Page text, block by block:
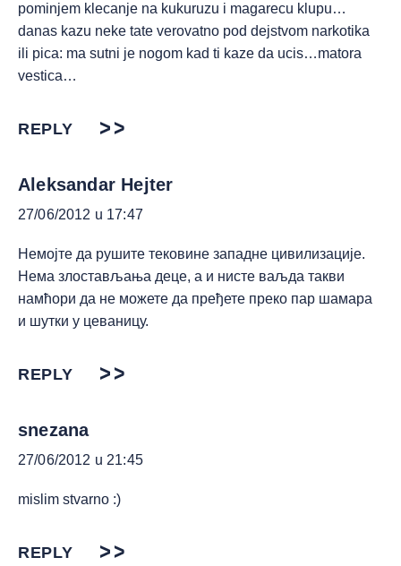
pominjem klecanje na kukuruzu i magarecu klupu…
danas kazu neke tate verovatno pod dejstvom narkotika
ili pica: ma sutni je nogom kad ti kaze da ucis…matora
vestica…
REPLY
Aleksandar Hejter
27/06/2012 u 17:47
Немојте да рушите тековине западне цивилизације.
Нема злостављања деце, а и нисте ваљда такви
намћори да не можете да пређете преко пар шамара
и шутки у цеваницу.
REPLY
snezana
27/06/2012 u 21:45
mislim stvarno :)
REPLY